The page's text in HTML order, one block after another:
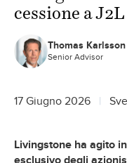
cessione a J2L
Thomas Karlsson
Senior Advisor
17 Giugno 2026
Livingstone ha agito
esclusivo degli